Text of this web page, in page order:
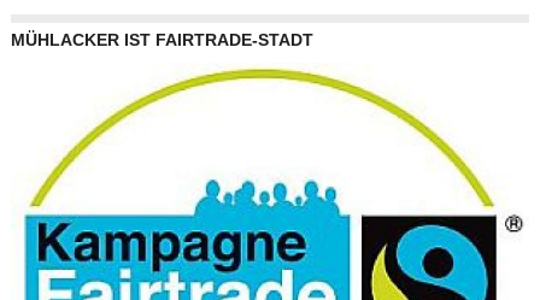
MÜHLACKER IST FAIRTRADE-STADT